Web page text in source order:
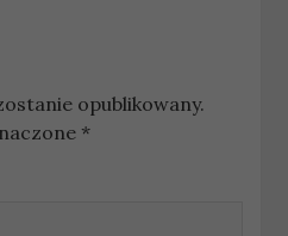
opublikowany.
*